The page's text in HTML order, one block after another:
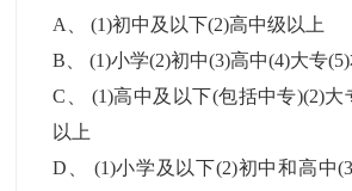
A
、(1)初中及以下(2)高中级以上
B 、(1)小学(2)初中(3)高中(4)大专
C
(1)高中及以下(包括中专)(2)
以上
D
(1)小学及以下(2)初中和高中